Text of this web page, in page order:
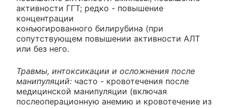
активности ГГТ; редко - повышение
концентрации
конъюгированного билирубина (при
сопутствующем повышении активности АЛТ
или без него.
Травмы, интоксикации и осложнения после
манипуляций: часто - кровотечения после
медицинской манипуляции (включая
послеоперационную анемию и кровотечение из